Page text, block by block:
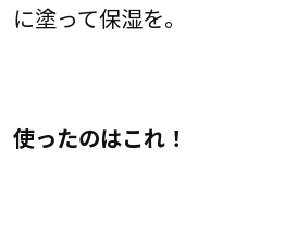
に塗って保湿を。
使ったのはこれ！